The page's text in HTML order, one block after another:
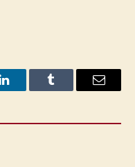
LinkedInTumblr Email